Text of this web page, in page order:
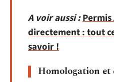
A voir aussi :Permis
directement : tout
savoir !
Homologation